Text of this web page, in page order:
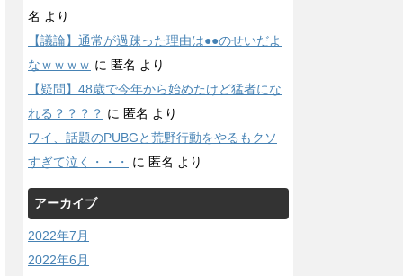
名 より
【議論】通常が過疎った理由は●●のせいだよ
なｗｗｗｗ に 匿名 より
【疑問】48歳で今年から始めたけど猛者にな
れる？？？？ に 匿名 より
ワイ、話題のPUBGと荒野行動をやるもクソ
すぎて泣く・・・
に 匿名 より
アーカイブ
2022年7月
2022年6月